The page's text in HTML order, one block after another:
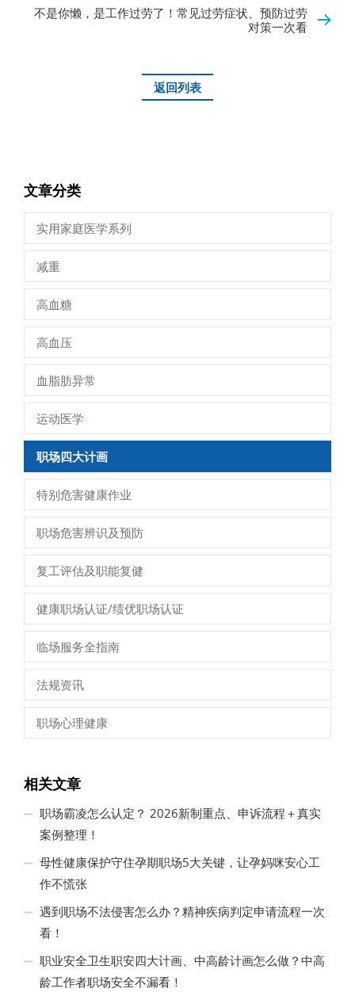
不是你懒，是工作过劳了！常见过劳症状、预防过劳
对策一次看
返回列表
文章分类
实用家庭医学系列
减重
高血糖
高血压
血脂肪异常
运动医学
职场四大计画
特别危害健康作业
职场危害辨识及预防
复工评估及职能复健
健康职场认证/绩优职场认证
临场服务全指南
法规资讯
职场心理健康
相关文章
职场霸凌怎么认定？ 2026新制重点、申诉流程＋真实
案例整理！
母性健康保护守住孕期职场5大关键，让孕妈咪安心工
作不慌张
遇到职场不法侵害怎么办？精神疾病判定申请流程一次
看！
职业安全卫生职安四大计画、中高龄计画怎么做？中高
龄工作者职场安全不漏看！